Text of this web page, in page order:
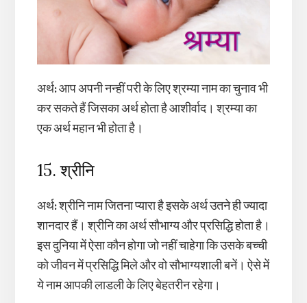
अर्थ:आप अपनी नन्हीं परी के लिए श्रम्या नाम का चुनाव भी
कर सकते हैं जिसका अर्थ होता है आशीर्वाद। श्रम्या का
एक अर्थ महान भी होता है।
15. श्रीनि
अर्थ:श्रीनि नाम जितना प्यारा है इसके अर्थ उतने ही ज्यादा
शानदार हैं। श्रीनि का अर्थ सौभाग्य और प्रसिद्धि होता है।
इस दुनिया में ऐसा कौन होगा जो नहीं चाहेगा कि उसके बच्ची
को जीवन में प्रसिद्धि मिले और वो सौभाग्यशाली बनें। ऐसे में
ये नाम आपकी लाडली के लिए बेहतरीन रहेगा।